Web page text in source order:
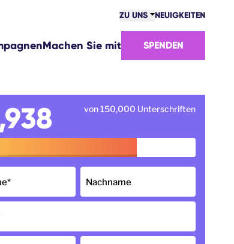
ZU UNS
ERFOLGE
WIE WIR UNS FINANZIEREN
KONTAKTE
NEUIGKEITEN
Machen Sie mit SPENDEN
von 150,000 Unterschriften
* Nachname